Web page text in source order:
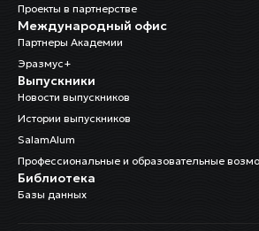
Проекты в партнерстве
Международный офис
Партнеры Академии
Эразмус+
Выпускники
Новости выпускников
Истории выпускников
SalamAlum
Профессиональные и образовательные
Библиотека
Базы данных